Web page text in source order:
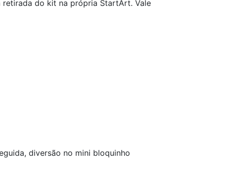
retirada do kit na própria StartArt. Vale
diversão no mini bloquinho